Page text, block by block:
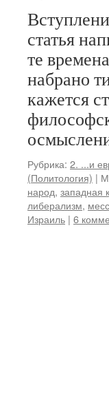
статья
те
набрано
кажется
Рубрика: 2. ...и
(Политология) |
народ, западная
либерализм,
Израиль | 6